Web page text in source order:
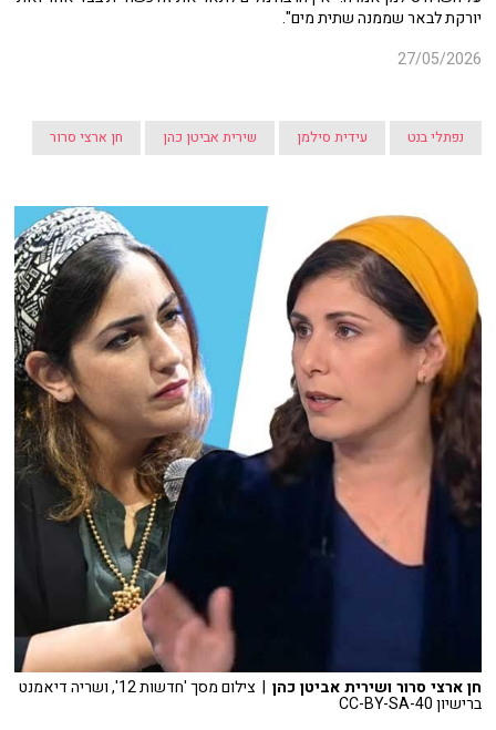
יורקת לבאר שממנה שתית מים".
27/05/2026
נפתלי בנט עידית סילמן שירית אביטן כהן חן ארצי סרור
חן ארצי סרור ושירית אביטן כהן | צילום מסך 'חדשות 12', ושריה דיאמנט
ברישיון CC-BY-SA-40